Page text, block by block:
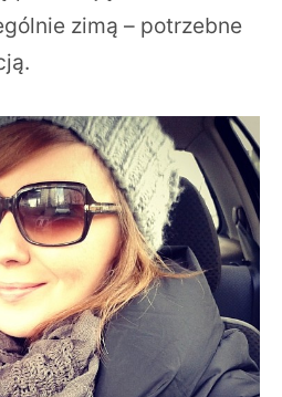
zimą – potrzebne